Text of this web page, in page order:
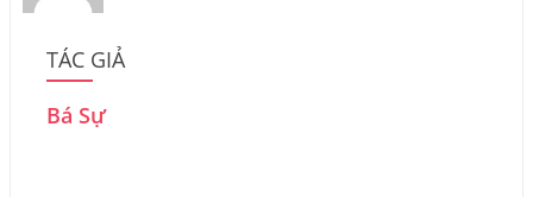
TÁC GIẢ
Bá Sự